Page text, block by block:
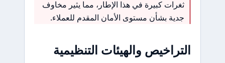
ثغرات كبيرة في هذا الإطار، مما يثير مخاوف
جدية بشأن مستوى الأمان المقدم للعملاء.
التراخيص والهيئات التنظيمية